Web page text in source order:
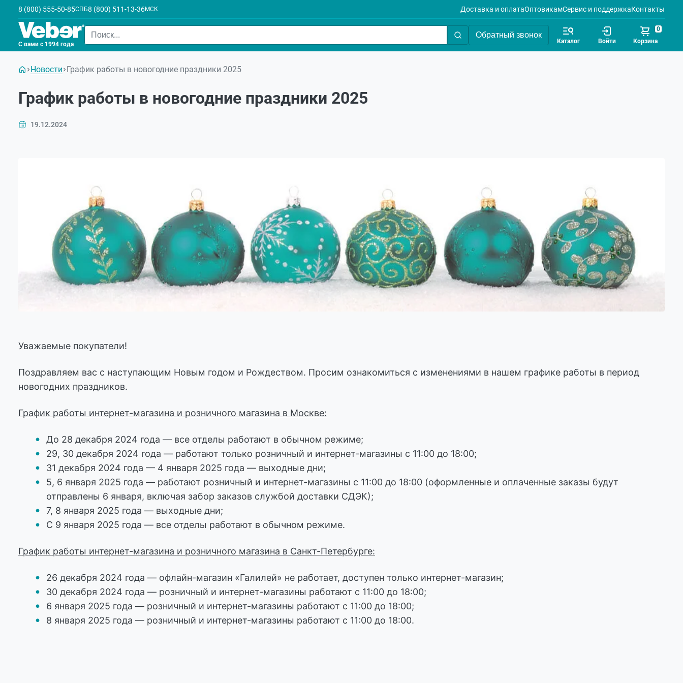
8 (800) 555-50-85СПБ8 (800) 511-13-36МСК Доставка и оплатаОптовикамСервис и поддержкаКонтакты
С вами с 1994 года
Обратный звонок
Каталог Войти Корзина
0
Новости График работы в новогодние праздники 2025
График работы в новогодние праздники 2025
19.12.2024
Уважаемые покупатели!
Поздравляем вас с наступающим Новым годом и Рождеством. Просим ознакомиться с изменениями в нашем графике работы в период
новогодних праздников.
График работы интернет-магазина и розничного магазина в Москве:
До 28 декабря 2024 года — все отделы работают в обычном режиме;
29, 30 декабря 2024 года — работают только розничный и интернет-магазины с 11:00 до 18:00;
31 декабря 2024 года — 4 января 2025 года — выходные дни;
5, 6 января 2025 года — работают розничный и интернет-магазины с 11:00 до 18:00 (оформленные и оплаченные заказы будут
отправлены 6 января, включая забор заказов службой доставки СДЭК);
7, 8 января 2025 года — выходные дни;
С 9 января 2025 года — все отделы работают в обычном режиме.
График работы интернет-магазина и розничного магазина в Санкт-Петербурге:
26 декабря 2024 года — офлайн-магазин «Галилей» не работает, доступен только интернет-магазин;
30 декабря 2024 года — розничный и интернет-магазины работают с 11:00 до 18:00;
6 января 2025 года — розничный и интернет-магазины работают с 11:00 до 18:00;
8 января 2025 года — розничный и интернет-магазины работают с 11:00 до 18:00.